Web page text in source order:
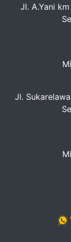
Jl. A.Yani
Jl.